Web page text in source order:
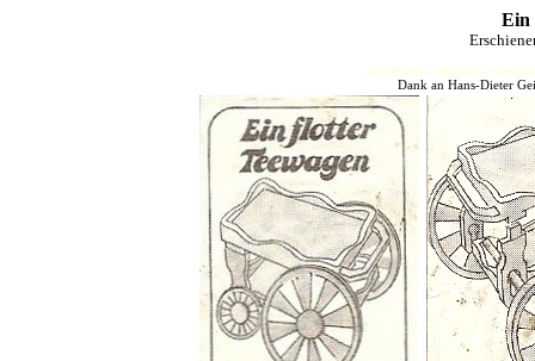
Ein
HJFHenze - Helmut´s
Dank an Hans-Dieter